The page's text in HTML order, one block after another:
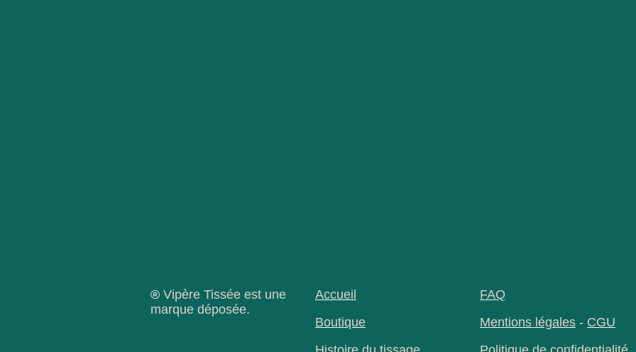
® Vipère Tissée est une
marque déposée.
Accueil
Boutique
FAQ
Mentions légales - CGU